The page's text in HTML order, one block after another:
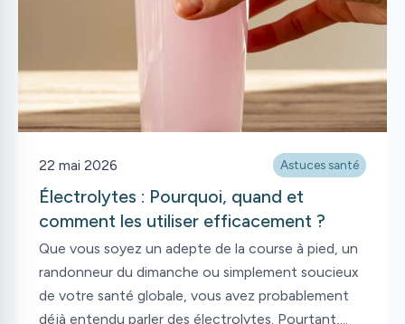
22 mai 2026 Astuces santé
Électrolytes : Pourquoi, quand et
comment les utiliser efficacement ?
Que vous soyez un adepte de la course à pied, un
randonneur du dimanche ou simplement soucieux
de votre santé globale, vous avez probablement
déjà entendu parler des électrolytes. Pourtant,